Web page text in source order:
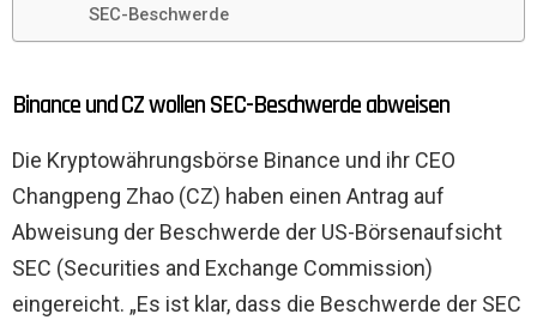
SEC-Beschwerde
Binance und CZ wollen SEC-Beschwerde abweisen
Die Kryptowährungsbörse Binance und ihr CEO
Changpeng Zhao (CZ) haben einen Antrag auf
Abweisung der Beschwerde der US-Börsenaufsicht
SEC (Securities and Exchange Commission)
eingereicht. „Es ist klar, dass die Beschwerde der SEC